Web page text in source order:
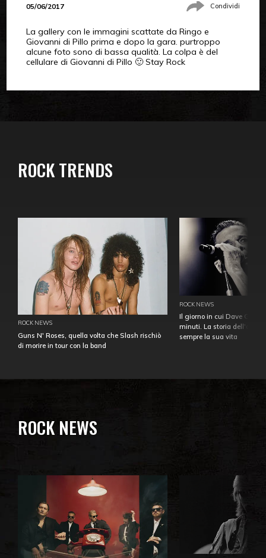
05/06/2017 Condividi
La gallery con le immagini scattate da Ringo e
Giovanni di Pillo prima e dopo la gara. purtroppo
alcune foto sono di bassa qualità. La colpa è del
cellulare di Giovanni di Pillo 🙂 Stay Rock
ROCK TRENDS
ROCK NEWS
Guns N' Roses, quella volta che Slash rischiò
di morire in tour con la band
ROCK NEWS
Il giorno in cui Dave
minuti. La storia
sempre la sua vita
ROCK NEWS